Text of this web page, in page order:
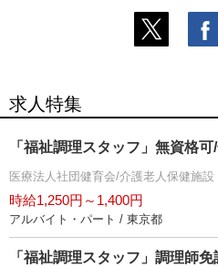
求人特集
「福祉調理スタッフ」無資格
医療法人社団健育会/介護老人保健施
時給1,250円～1,400円
アルバイト・パート / 東京都
「福祉調理スタッフ」調理師